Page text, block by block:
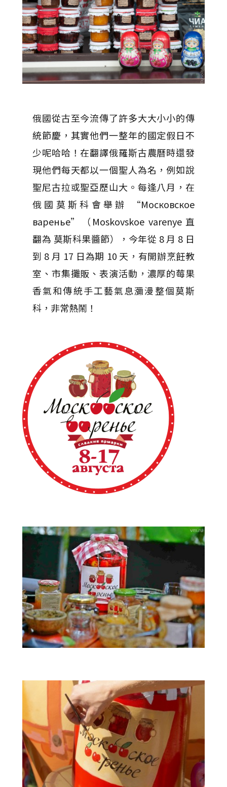
俄國從古至今流傳了許多大大小小的傳
統節慶，其實他們一整年的國定假日不
少呢哈哈！在翻譯俄羅斯古農曆時還發
現他們每天都以一個聖人為名，例如說
聖尼古拉或聖亞歷山大。每逢八月，在
俄國莫斯科會舉辦 “Московское
варенье”（Moskovskoe varenye 直
翻為 莫斯科果醬節），今年從 8 月 8 日
到 8 月 17 日為期 10 天，有開辦烹飪教
室、市集攤販、表演活動，濃厚的莓果
香氣和傳統手工藝氣息瀰漫整個莫斯
科，非常熱鬧！